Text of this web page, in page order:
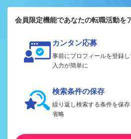
会員限定機能であなたの転職活動を
カンタン応募
事前にプロフィールを登録
入力が簡単に
検索条件の保存
繰り返し検索する条件を保
省略